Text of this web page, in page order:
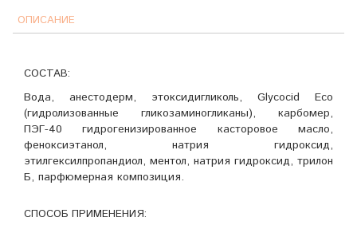
ОПИСАНИЕ
СОСТАВ:
Вода, анестодерм, этоксидигликоль, Glycocid Есо
(гидролизованные гликозаминогликаны), карбомер,
ПЭГ-40 гидрогенизированное касторовое масло,
феноксиэтанол, натрия гидроксид,
этилгексилпропандиол, ментол, натрия гидроксид, трилон
Б, парфюмерная композиция.
СПОСОБ ПРИМЕНЕНИЯ: